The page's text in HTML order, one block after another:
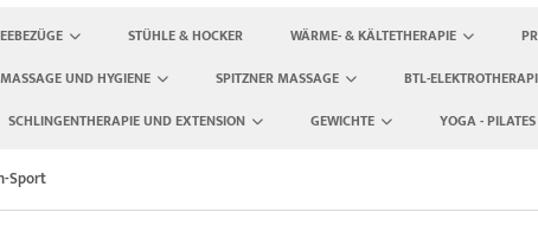
STÜHLE & HOCKER WÄRME- & KÄLTETHERAPIE
UND HYGIENE SPITZNER MASSAGE BTL-
SCHLINGENTHERAPIE UND EXTENSION GEWICHTE YOGA -
Sport